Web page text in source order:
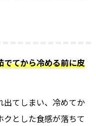
でてから冷める前に皮
出てしまい、冷めてか
とした食感が落ちて